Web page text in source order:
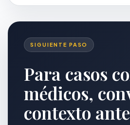
SIGUIENTE PASO
Para casos
médicos,
contexto